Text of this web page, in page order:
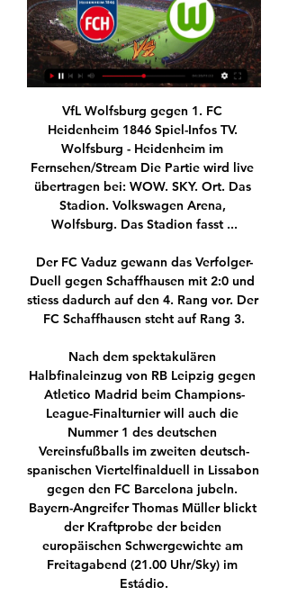
VfL Wolfsburg gegen 1. FC Heidenheim 1846 Spiel-Infos TV. Wolfsburg - Heidenheim im Fernsehen/Stream Die Partie wird live übertragen bei: WOW. SKY. Ort. Das Stadion. Volkswagen Arena, Wolfsburg. Das Stadion fasst ...

Der FC Vaduz gewann das Verfolger-Duell gegen Schaffhausen mit 2:0 und stiess dadurch auf den 4. Rang vor. Der FC Schaffhausen steht auf Rang 3.

Nach dem spektakulären Halbfinaleinzug von RB Leipzig gegen Atletico Madrid beim Champions-League-Finalturnier will auch die Nummer 1 des deutschen Vereinsfußballs im zweiten deutsch-spanischen Viertelfinalduell in Lissabon gegen den FC Barcelona jubeln. Bayern-Angreifer Thomas Müller blickt der Kraftprobe der beiden europäischen Schwergewichte am Freitagabend (21.00 Uhr/Sky) im Estádio.

Quelle: oe24.at (+1 weitere) - Qualität: 7.6/10 - Tags: LASK, Wiener Neustadt, St. Pölten, GAK, Regionalliga-Mitte-Verein GAK, SC Wiener Neustadt 2, Extrem-Radfahrer Michael Strasser, Bundesliga-Aufsteiger Hartberg. Mehr Informationen zu diesem Artikel auf tailorpost.com

VfL Wolfsburg gegen 1. FC Heidenheim | Alle Spiele Wo wird 1. FC Heidenheim gegen VfL Wolfsburg live übertragen? TV-Sender, Info. Sky Sport Bundesliga.

Online-Banking mit chipTAN. Kostenfrei (einmalig 18,90 Euro für TAN-Generator) Optimal fürs bequeme Banking mit Computer oder Laptop; Banking auch mit Smart­phone und Tablet möglich (Browser oder Sparkassen-App) TAN-Erzeugung mit Sparkassen-Card (Debitkarte) und kabel­losem TAN-Generator

Dieses Wohnhaus liegt in ruhiger Lage, direkt an einem See mit eigenem Zugang! Es besteht im EG aus Vorraum, Badezimmer mit WC und einer Wohnraumküche, im OG aus 2 Schlafzimmern, Vorraum, Badezimmer mit WC und einem Balkon in Blickrichtung zum See. Wasser gibt es durch die eigene Quelle am …

Düsseldorf-Mörsenbroich, Sportanlage St.-Franziskus-Straße Platz 1, 3000 Plätze (DJK Agon 08 - Mörsenbroicher SV). Essen/Ruhr-Frintrop, BZA am Wasserturm Platz 2, 2000 Plätze (DJK Adler Frintrop, SV Union Frintrop) Essen/Ruhr-Frintrop, BZA Schemmannsfeld Platz 1, 2500 Plätze (SC Frintrop) Essen/Ruhr-Frohnhausen, Helmut-Rahn-Sportanlage Platz 1, 13000 Plätze (kein Ligabetrieb) Essen.

8400 Winterthur. AXA & Sie Kontakt Schaden melden Stellenangebote Medien Broker myAXA Garagen-Portal Kundenbewertungen Newsletter abonnieren AXA …

Der FC Schaffhausen reduziert in der Challenge League mit zwei Siegen innerhalb von einer Woche den Rückstand auf Leader Vaduz von neun auf fünf Punkten. Nach Chiasso bezwingt der Aufsteiger.

Jetzt FC Basel - Eintracht Frankfurt - Europa League 2019-2020 Tickets mit StubHub bequem online sichern. Seien Sie Teil dieser Veranstaltung am 19. März 2020 mit Ihren FC Basel Karten.

Grupo do Curso de Formação em ACP | IGC vor 50 Minuten — (STREAMEN>) Heidenheim gegen Wolfsburg im tv Wolfsburg vs Heidenheim stream and TV listings 20.01.2024 vor 2 Tagen — Bundesliga-Neuling ...

1. FC Heidenheim 1846 gegen VfL Wolfsburg vor 11 Stunden — Hallo und herzlich willkommen zum Spiel 1. FC Heidenheim 1846 - VfL Wolfsburg! Rechtzeitig vor Spielbeginn geht es los mit dem Liveticker ...

2020-7-13 · Mit dem 3:2 gegen die Young Boys lässt der FC Basel seine Tür zum Meistertitel einen Spalt offen. Grosse Ansagen machen die gebeutelten Basler ob des spektakulären Prestige-Siegs nicht.

FC Tuggen unterliegt Etoile Carouge 1:2 – nau.ch – FC Tuggen empfängt heute ab 16:00 in der PROMOTION PLAYOFF zu Hause Etoile Carouge. Hier erfahren Sie alles zum Spiel im Liveticker. Direkter Vergleich Begegnungen 11 Siege Etoile Carouge FC 5 Siege Stade Nyonnais 5 Unentschieden 1 Torverhältnis 17 : 15

Fussball - Tagesprogramm (Topligen) 12.03.2020 - 13.03.2020 Stand: 09.27 Uhr UEFA Wettbew. - UEFA Europa League Grundwette 1 X 2 Doppelchance 1X X2 12 Handicap HC 1 X 2 Über/Unter + 2.5 -

Live hören: 1. FC Heidenheim 1846 gegen VfL Wolfsburg 18. Spieltag: Anpfiff des Spiels ist am 20.01.2024 um 15:30 Uhr. VfL Wolfsburg spielt in Heidenheim.

Olympique Lyon steht damit nach zehn Jahren zum zweiten Mal im Halbfinale der Königsklasse und trifft wie 2010 wieder auf die Bayern. Dazu sind erstmals in der Champions-League-Geschichte zwei französische Clubs in die Runde der letzten vier eingezogen. Und überdies gibt es noch ein weiteres historisches Novum: Kein Team aus England, Spanien oder Italien im CL-Halbfinale gab es noch nie.

Am Mittwoch war Chelsea-Coach Frank Lampard gegenüber Liverpool-Vertretern ausfällig geworden.Jürgen Klopp liess das nicht auf sich sitzen und meinte: « Lampard muss noch viel lernen.» srffussball. Chelsea-Coach Frank Lampard hatte Liverpool als «arrogant» bezeichnet. Jürgen Klopp liess das nicht auf sich sitzen.. Der Chelsea-Trainer hatte Liverpool nach dem 3:5 an der Anfield Road als.

Laut ESPN soll er bei PSG nun ganz oben auf dem Zettel von Sportdirektor Leonardo stehen, der dringend einen Rechtsverteidiger als Ersatz für brauchen soll. Ex-Kollege von Dani Olmo im Visier bei RB Leipzig? Ein neuer Name in der Gerüchteküche um RB Leipzig lautet Amer Gojak. Laut der kroatischen Sportzeitung Sportske Novosti hat ein Bundesligist dem früheren Teamkollegen von Dani Olmo bei.

Heidenheim gegen Wolfsburg im internet VfL vor 4 Stunden — Heidenheim gegen Wolfsburg im internet VfL Wolfsburg gegen 1. FC Heidenheim 1846 Spiel-Infos 20/01/2024 Verfolge VfL Wolfsburg gegen 1.

Allgemeine Zeitung Mainz Eintracht Frankfurt - TSG Hoffenheim: Diskussionen nach Foul-Duell Sport1.de München und Frankfurt am Main - Nach dem hitzigen Verfolgerduell werfen die

Rekordsieger FC Sevilla hat das Halbfinale der Europa League erreicht. Die Spanier setzten sich am Dienstag in Duisburg 1:0 (0:0) gegen die Wolverhampton Wanderers durch und treffen nun am Sonntag (21.00 Uhr) in Köln auf den englischen Rekordmeister Manchester United, der am Montag den FC Kopenhagen bezwungen hatte.

Hallescher FC - Eintracht Braunschweig 3. Liga - 3 Juni 2020. 3. Liga - Erleben Sie das Fußball-Spiel zwischen Hallescher FC und Eintracht Braunschweig im LIVE-Scoring bei Eurosport.de. Das Spiel beginnt am 3 Juni 2020 um 19:00 Uhr. Mit unserer Live-Berichterstattung sind Sie hautnah dabei! Wer wird nach 90 Minuten die Nase vorne haben? Verfolge das Spiel hier im Live-Scoring! Wer gewinnt das.

Lecce vs Brescia live streaming costenlos. Ähnliche Videos zum Spiel Lecce - Brescia. Damit das Video zum Spiel beginnt, musst du die Werbeanzeigen schließen, die es behindern. Üblicherweise werden 5 Minuten nach dem Spielbeginn mehr Kanäle mit besserer Qualität hinzugefügt. Um sie anzusehen, musst du deine Seite erneuern und die Kanäle.

FC Augsburg vs SC Paderborn 07 live-stream beginnt am 27.05.2020 und kann auf ExtraTips.de angeschaut werden - Hier finden Sie aktualisierte H2H Statistiken, livescore, wetten tipps, vorhersagen

Bundesliga - 1. FC Heidenheim - VfL Wolfsburg, 18. Spieltag Fußball: Bundesliga - 1. FC Heidenheim - VfL Wolfsburg, 18. Spieltag. Am 20.01.2024 auf Sky Fussball Bundesliga im Fernsehprogramm bei TVinfo - sehen was.

Skisport-Vereine Maria Saal - sichten Sie alle Firmen und Unternehmen mit Adresse, Telefonnummer und ★ Bewertungen. Das Stadtbranchenbuch für Maria Saal zeigt Ihnen aktuell ᐅ 74 Einträge.

Eine Nachricht zu Serge Gnabry Von Werder Bremen, Sebastian Rudy, Carlo Ancelotti und zu Karl Heinz Rummenigge und ebenfalls Blätter «Gazzetta dello Sport, Münchner Flügelspielers Douglas Costa, Ol...

Olympique Lyonnais (0) 2 Moussa Dembele 66, 75 Following the presentation of the trophy to the German side, it was soon time to flip the A5 sized match day programme (magazine) ovBayern München hat den Frauen-Bundesliga-Cup 2011 gewonnen. Das Team von Trainer Thomas Wörle setzte sich in Ingolstadt 2:1 (2:1) gegen den Deutschen Meister Turbine Potsdam durch. Ein Doppelpack von Julia Simic (11., 30.) machte den Erfolg der Münchnerinnen perfekt. Potsdams Jennifer Zietz glich in der 22. Minute vor 2000 Zuschauern aus.

Der FC Bayern München trifft im Champions-League-Halbfinale am kommenden Mittwoch auf Olympique Lyon. Die als Außenseiter gehandelten Franzosen gewannen am Samstagabend ihr Viertelfinale gegen.

Fc Köln- Rb Leipzig Fußball schauen 1. Fc Köln- Rb Leipzig David. Ausgehen (diverse) Samstag, 23. November 2019 Diese Aktivität ist sichtbar für Interessierte Spontacts-Nutzer 2 Teilnehmer 1 Interessenten Fotos Fotos.

VfL Wolfsburg vs. 1. FC Heidenheim 1846 TV Channel & vor 3 Stunden — Where to Watch VfL  ...

Leipzig wird laut Sabitzer "den heutigen Abend genießen", dann beginnt die Vorbereitung auf das Spiel gegen PSG am kommenden Dienstag. Zum ersten Mal in der Vereinsgeschichte steht RB Leipzig.

FC Viktoria Köln - RB Leipzig 0:0 Damit es keine Ermüdungserscheinugen gibt, wirft Trainer Ralf Rangnick die Rotationsmaschine ant: Auf insgesamt sieben Positionen verändert er die Startelf.

(Online!!) FC Heidenheim gegen VfL Wolfsburg im tv VfL Wolfs vor 2 Stunden — (Online!!) FC Heidenheim gegen VfL Wolfsburg im tv VfL Wolfsburg gegen 1. FC Heidenheim 1846: Alle Spiele 20 Januar 2024 vor 3 Tagen — FC ...

Als Aktiver kickte Mjka unter anderem für Rapid, die Vienna oder den FavAc, bevor er als Trainer bei Mariahilf, dem ASK Liesing und als Frauen-Bundestrainer Erfahrung sammelte. Dazu bringt Mjka ein weiteres Extra mit.

Heidenheim gegen Wolfsburg im live tv stream Karlsruher vor 4 Stunden — Live-Ticker, Spielstatistiken, Livestreams: Bei NDR.de können Sie Fußball von der Bundesliga bis zur Dritten Liga live erleben!

FC Heidenheim gegen VfL Wolfsburg live im tv 1. FC Heidenhei 

Die Intensität wird eine große Rolle spielen! vor 19 Stunden — FCH TV · Fanradio · Newsletter · Autogrammkarten · FCH-Webcam · News · Profis Zum vergangenen Spiel gegen Wolfsburg in der Hinrunde: „Es war ...

Der FC Wil (Eigenschreibweise: FC Wil 1900) ist ein schweizerischer Fussballverein, der um das Jahr 1900 gegründet wurde.Seinen Sitz hat er in der Stadt Wil im Kanton St. Gallen. 2004 gewann der Verein den Schweizer Cup, stieg zugleich aber in die zweithöchste Liga ab, wo er seither spielt.

Für den RB Leipzig geht es steht di